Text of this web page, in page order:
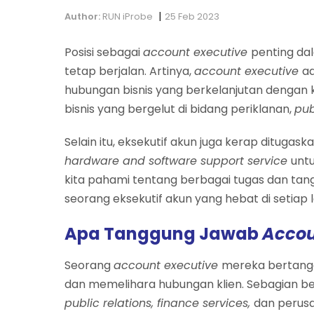
Author: RUN iProbe | 25 Feb 2023
Posisi sebagaiaccount executive penting
tetap berjalan. Artinya,account executive
hubungan bisnis yang berkelanjutan dengan
bisnis yang bergelut di bidang periklanan,
Selain itu, eksekutif akun juga kerap
hardware and software support service
kita pahami tentang berbagai tugas dan
seorang eksekutif akunyang hebat di setiap
Apa Tanggung Jawab
Seorangaccount executive mereka
dan memelihara hubungan klien. Sebagian
public relations, finance services, dan